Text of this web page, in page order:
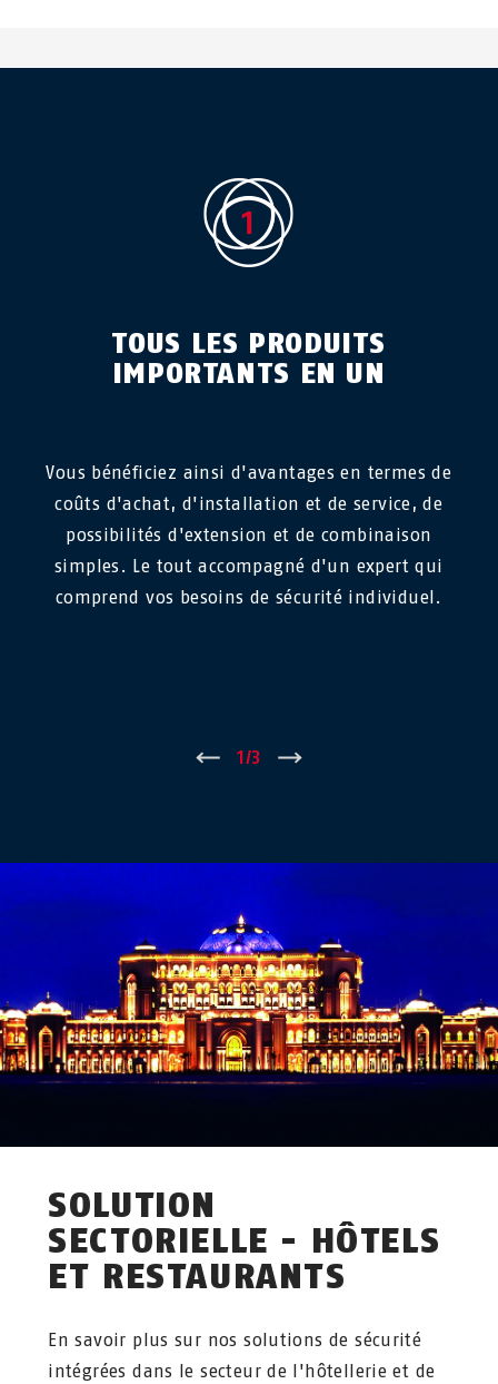
TOUS LES PRODUITS
IMPORTANTS EN UN
Vous bénéficiez ainsi d'avantages en termes de
coûts d'achat, d'installation et de service, de
possibilités d'extension et de combinaison
simples. Le tout accompagné d'un expert qui
comprend vos besoins de sécurité individuel.
1 /3
SOLUTION
SECTORIELLE - HÔTELS
ET RESTAURANTS
En savoir plus sur nos solutions de sécurité
intégrées dans le secteur de l'hôtellerie et de